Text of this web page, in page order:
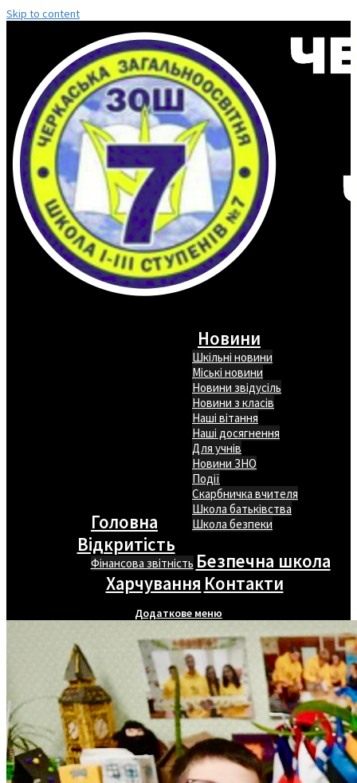
Skip to content
Головна
Новини
Шкільні новини
Міські новини
Новини звідусіль
Новини з класів
Наші вітання
Наші досягнення
Для учнів
Новини ЗНО
Події
Скарбничка вчителя
Школа батьківства
Школа безпеки
Відкритість
Фінансова звітність Безпечна школа
Харчування Контакти
Додаткове меню